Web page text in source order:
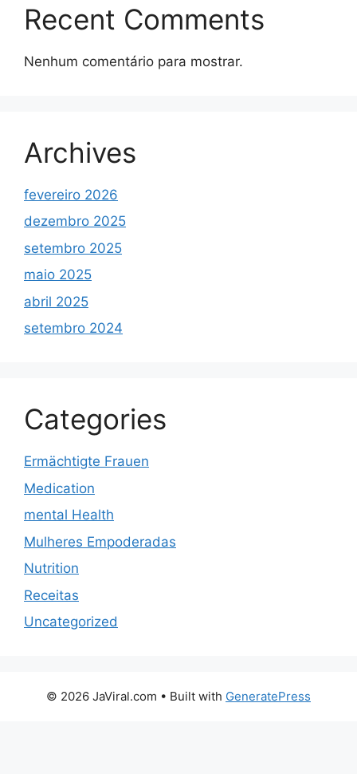
Recent Comments
Nenhum comentário para mostrar.
Archives
fevereiro 2026
dezembro 2025
setembro 2025
maio 2025
abril 2025
setembro 2024
Categories
Ermächtigte Frauen
Medication
mental Health
Mulheres Empoderadas
Nutrition
Receitas
Uncategorized
© 2026 JaViral.com • Built with GeneratePress